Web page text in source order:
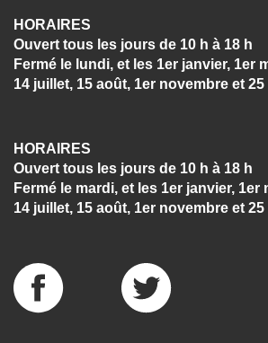
HORAIRES
Ouvert tous les jours de 10 h à 18 h
Fermé le lundi, et les 1er janvier, 1er
14 juillet, 15 août, 1er novembre et
HORAIRES
Ouvert tous les jours de 10 h à 18 h
Fermé le mardi, et les 1er janvier, 1er
14 juillet, 15 août, 1er novembre et